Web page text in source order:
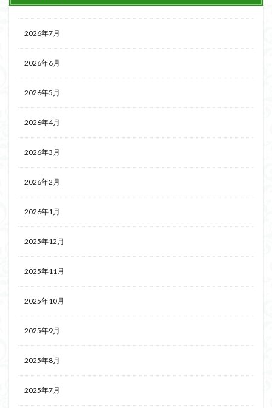
2026年7月
2026年6月
2026年5月
2026年4月
2026年3月
2026年2月
2026年1月
2025年12月
2025年11月
2025年10月
2025年9月
2025年8月
2025年7月